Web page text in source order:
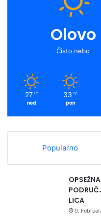
Olovo
Čisto nebo
27 ℃
ned
33 ℃
pon
Popularno
LICA
9.